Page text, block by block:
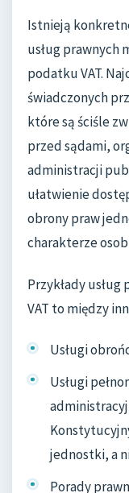
Istnieją
usług prawnych
podatku VAT.
świadczonych
które są ściśle
przed sądami,
administracji
ułatwienie
obrony praw
charakterze
Przykłady
VAT to między
Usługi
Usługi
jednostki, a
Porady